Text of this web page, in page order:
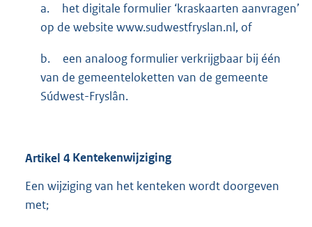
a.
het digitale formulier ‘kraskaarten aanvragen’
op de website www.sudwestfryslan.nl, of
b.
een analoog formulier verkrijgbaar bij één
van de gemeenteloketten van de gemeente
Súdwest-Fryslân.
Artikel 4 Kentekenwijziging
Een wijziging van het kenteken wordt doorgeven
met;